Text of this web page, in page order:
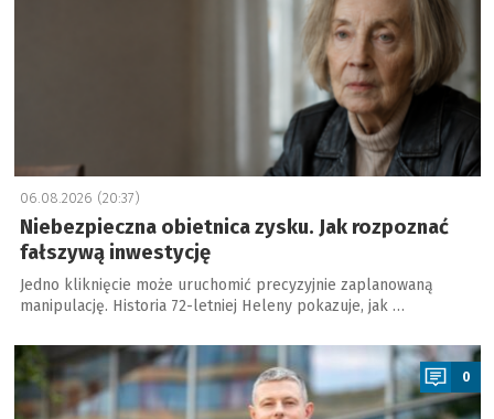
06.08.2026 (20:37)
Niebezpieczna obietnica zysku. Jak rozpoznać
fałszywą inwestycję
Jedno kliknięcie może uruchomić precyzyjnie zaplanowaną
manipulację. Historia 72-letniej Heleny pokazuje, jak …
a
0